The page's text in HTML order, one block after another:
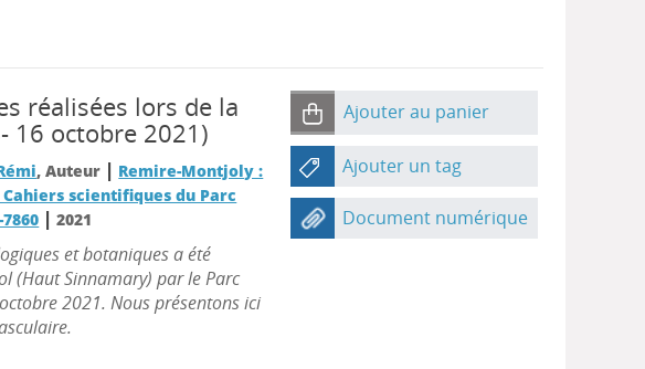
réalisées lors de la
16 octobre 2021)
, Auteur | Remire-Montjoly :
Cahiers scientifiques du Parc
|2021
et botaniques a été
(Haut Sinnamary) par le Parc
2021. Nous présentons ici
Ajouter au panier
Ajouter un tag
Document numérique